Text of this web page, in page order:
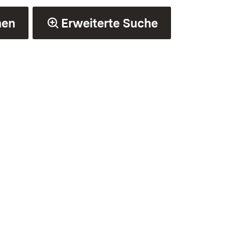
Erweiterte Suche